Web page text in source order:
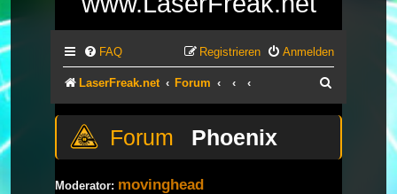
FAQ Anmelden
Registrieren
LaserFreak.net Forum
Phoenix
Moderator: movinghead